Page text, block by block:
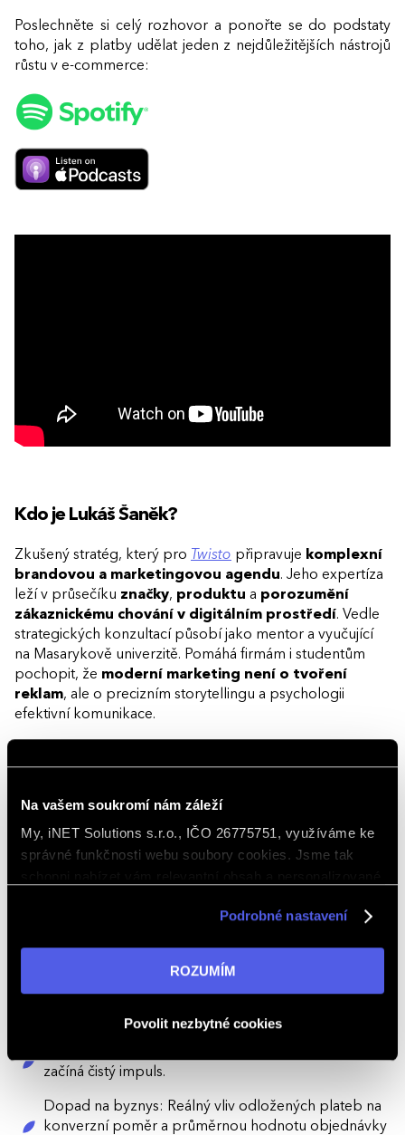
Na vašem soukromí nám záleží
My, iNET Solutions s.r.o., IČO 26775751, využíváme ke
správné funkčnosti webu soubory cookies. Jsme tak
v reklamní síti na ostatních webech. Kliknutím na tlačítko
informací navštivte naši stránkuzásadách ochrany
Podrobné nastavení
ROZUMÍM
Povolit nezbytné cookies
Poslechněte si celý rozhovor a ponořte se do podstaty
toho, jak z platby udělat jeden z nejdůležitějších nástrojů
růstu v e-commerce:
Kdo je Lukáš Šaněk?
Zkušený stratég, který pro Twisto připravuje komplexní
brandovou a marketingovou agendu. Jeho expertíza
leží v průsečíku značky, produktu a porozumění
zákaznickému chování v digitálním prostředí. Vedle
strategických konzultací působí jako mentor a vyučující
na Masarykově univerzitě. Pomáhá firmám i studentům
pochopit, že moderní marketing není o tvoření
reklam, ale o precizním storytellingu a psychologii
efektivní komunikace.
Klíčová témata epizody
Podcast se věnuje tomu, jak odložené platby a moderní
platební řešení ovlivňují e-commerce byznys z pohledu
zákazníků i obchodníků.
V této epizodě probereme
IdentitaTwista: Je to platební metoda, čistá
technologie, nebo spíše marketingový nástroj?
Psychologie nákupu: Moment „nechci platit teď“ – co
se v tu chvíli děje v mozku?
začíná čistý impuls.
Dopad na byznys: Reálný vliv odložených plateb na
konverzní poměr a průměrnou hodnotu objednávky